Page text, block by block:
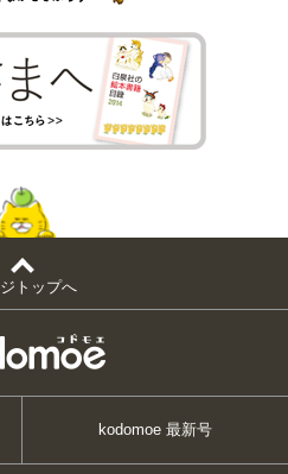
トップへ
kodomoe 最新号